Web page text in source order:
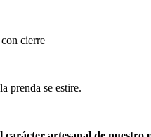
cierre
prenda se estire.